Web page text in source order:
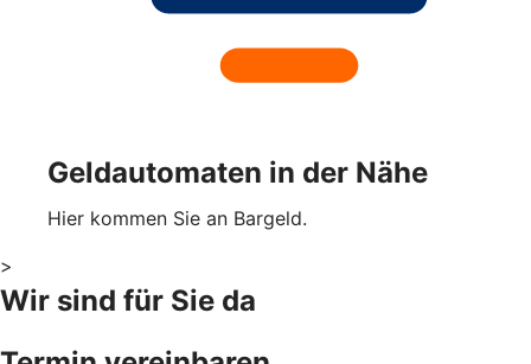
Geldautomaten in der Nähe
Hier kommen Sie an Bargeld.
>
Wir sind für Sie da